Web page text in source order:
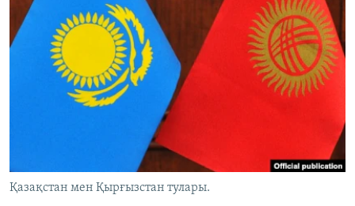
Русский
ЖАЗЫЛЫҢЫЗ
Қазақстан мен Қырғызстан тулары.